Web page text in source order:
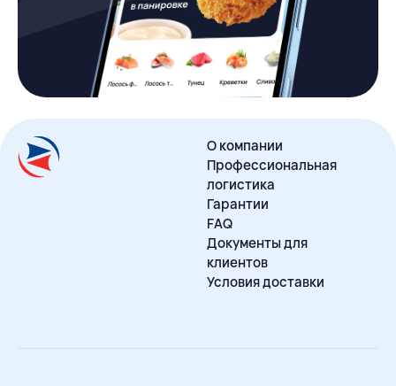
О компании
Профессиональная
логистика
Гарантии
FAQ
Документы для
клиентов
Условия доставки